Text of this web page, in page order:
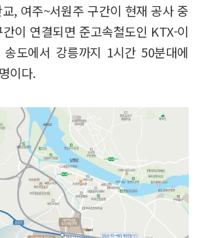
, 여주~서원주 구간이 현재 공사 중
이 연결되면 준고속철도인 KTX-이
도에서 강릉까지 1시간 50분대에
이다.